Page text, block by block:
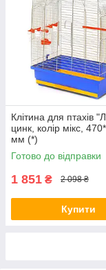
Клітина для птахів
цинк, колір мікс,
мм (*)
Готово до відправки
1 851 ₴ 2 098 ₴
Купити